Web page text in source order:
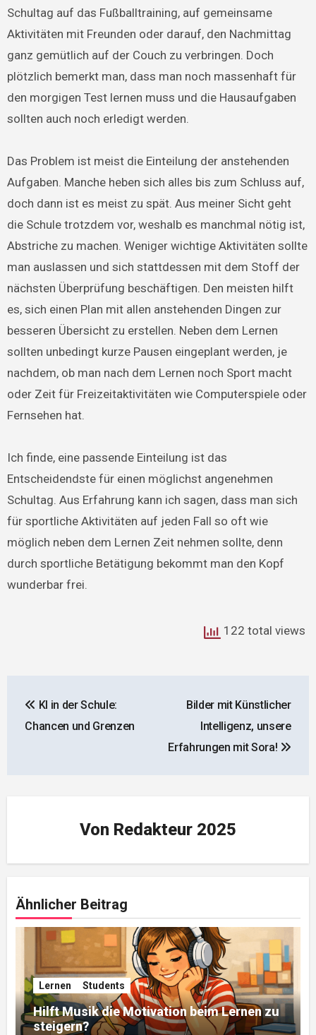
Schultag auf das Fußballtraining, auf gemeinsame
Aktivitäten mit Freunden oder darauf, den Nachmittag
ganz gemütlich auf der Couch zu verbringen. Doch
plötzlich bemerkt man, dass man noch massenhaft für
den morgigen Test lernen muss und die Hausaufgaben
sollten auch noch erledigt werden.
Das Problem ist meist die Einteilung der anstehenden
Aufgaben. Manche heben sich alles bis zum Schluss auf,
doch dann ist es meist zu spät. Aus meiner Sicht geht
die Schule trotzdem vor, weshalb es manchmal nötig ist,
Abstriche zu machen. Weniger wichtige Aktivitäten sollte
man auslassen und sich stattdessen mit dem Stoff der
nächsten Überprüfung beschäftigen. Den meisten hilft
es, sich einen Plan mit allen anstehenden Dingen zur
besseren Übersicht zu erstellen. Neben dem Lernen
sollten unbedingt kurze Pausen eingeplant werden, je
nachdem, ob man nach dem Lernen noch Sport macht
oder Zeit für Freizeitaktivitäten wie Computerspiele oder
Fernsehen hat.
Ich finde, eine passende Einteilung ist das
Entscheidendste für einen möglichst angenehmen
Schultag. Aus Erfahrung kann ich sagen, dass man sich
für sportliche Aktivitäten auf jeden Fall so oft wie
möglich neben dem Lernen Zeit nehmen sollte, denn
durch sportliche Betätigung bekommt man den Kopf
wunderbar frei.
122 total views
KI in der Schule:
Chancen und Grenzen
Bilder mit Künstlicher
Intelligenz, unsere
Erfahrungen mit Sora!
Von Redakteur 2025
Ähnlicher Beitrag
Lernen Students
Hilft Musik die Motivation beim Lernen zu
steigern?